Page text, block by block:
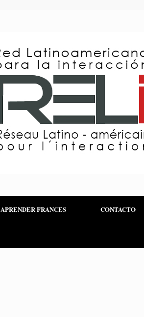
APRENDER FRANCES CONTACTO